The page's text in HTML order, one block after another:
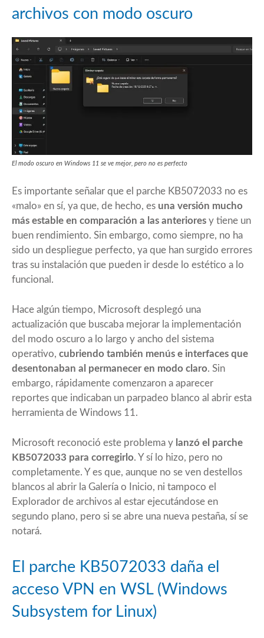
archivos con modo oscuro
El modo oscuro en Windows 11 se ve mejor, pero no es perfecto
Es importante señalar que el parche KB5072033 no es
«malo» en sí, ya que, de hecho, es una versión mucho
más estable en comparación a las anteriores y tiene un
buen rendimiento. Sin embargo, como siempre, no ha
sido un despliegue perfecto, ya que han surgido errores
tras su instalación que pueden ir desde lo estético a lo
funcional.
Hace algún tiempo, Microsoft desplegó una
actualización que buscaba mejorar la implementación
del modo oscuro a lo largo y ancho del sistema
operativo, cubriendo también menús e interfaces que
desentonaban al permanecer en modo claro. Sin
embargo, rápidamente comenzaron a aparecer
reportes que indicaban un parpadeo blanco al abrir esta
herramienta de Windows 11.
Microsoft reconoció este problema y lanzó el parche
KB5072033 para corregirlo. Y sí lo hizo, pero no
completamente. Y es que, aunque no se ven destellos
blancos al abrir la Galería o Inicio, ni tampoco el
Explorador de archivos al estar ejecutándose en
segundo plano, pero si se abre una nueva pestaña, sí se
notará.
El parche KB5072033 daña el
acceso VPN en WSL (Windows
Subsystem for Linux)